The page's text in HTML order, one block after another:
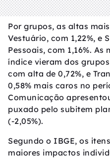
Por grupos, as altas
Vestuário, com 1,22%, e
Pessoais, com 1,16%.
índice vieram dos
com alta de 0,72%, e
0,58% mais caros no
Comunicação
puxado pelo subitem
(-2,05%).
Segundo o IBGE, os
maiores impactos